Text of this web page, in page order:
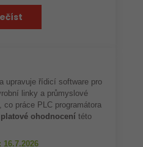
upravuje řídicí software pro
linky a průmyslové
práce PLC programátora
ohodnocení této
16.7.2026